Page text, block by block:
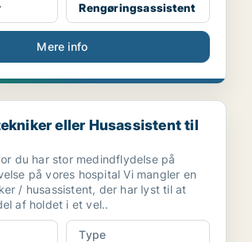
Rengøringsassistent
Mere info
eller Husassistent til RHN, Hjø...
eller Husassistent til
du har stor medindflydelse på
vores hospital Vi mangler en
/ husassistent, der har lyst til at
af holdet i et vel..
Type